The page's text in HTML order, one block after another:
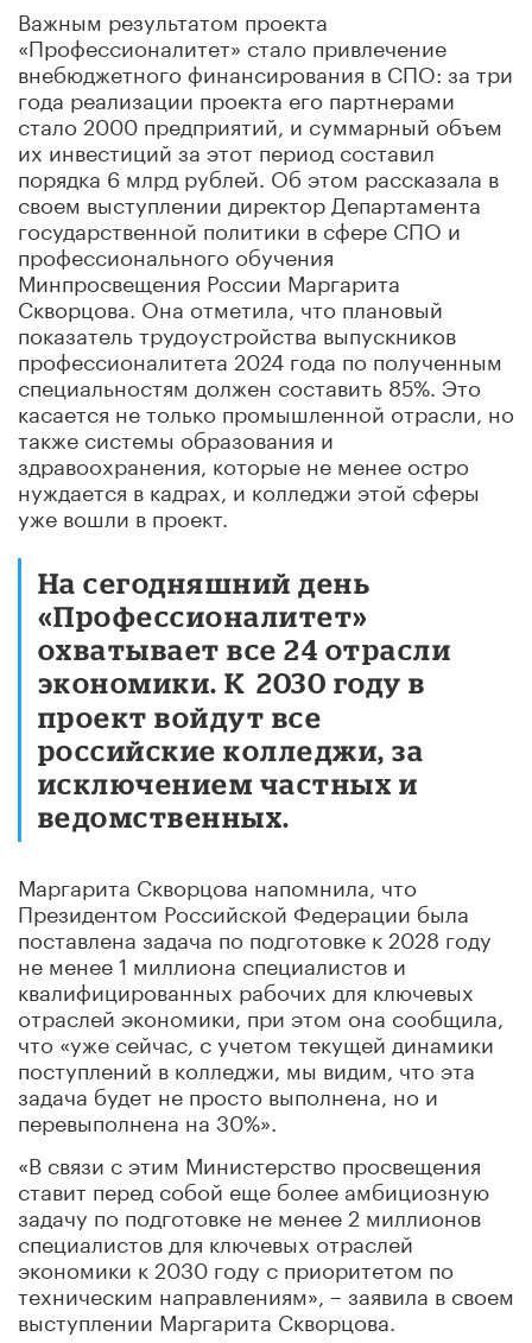
Важным результатом проекта
«Профессионалитет» стало привлечение
внебюджетного финансирования в СПО: за три
года реализации проекта его партнерами
стало 2000 предприятий, и суммарный объем
их инвестиций за этот период составил
порядка 6 млрд рублей. Об этом рассказала в
своем выступлении директор Департамента
государственной политики в сфере СПО и
профессионального обучения
Минпросвещения России Маргарита
Скворцова. Она отметила, что плановый
показатель трудоустройства выпускников
профессионалитета 2024 года по полученным
специальностям должен составить 85%. Это
касается не только промышленной отрасли, но
также системы образования и
здравоохранения, которые не менее остро
нуждается в кадрах, и колледжи этой сферы
уже вошли в проект.
На сегодняшний день
«Профессионалитет»
охватывает все 24 отрасли
экономики. К 2030 году в
проект войдут все
российские колледжи, за
исключением частных и
ведомственных.
Маргарита Скворцова напомнила, что
Президентом Российской Федерации была
поставлена задача по подготовке к 2028 году
не менее 1 миллиона специалистов и
квалифицированных рабочих для ключевых
отраслей экономики, при этом она сообщила,
что «уже сейчас, с учетом текущей динамики
поступлений в колледжи, мы видим, что эта
задача будет не просто выполнена, но и
перевыполнена на 30%».
«В связи с этим Министерство просвещения
ставит перед собой еще более амбициозную
задачу по подготовке не менее 2 миллионов
специалистов для ключевых отраслей
экономики к 2030 году с приоритетом по
техническим направлениям», – заявила в своем
выступлении Маргарита Скворцова.